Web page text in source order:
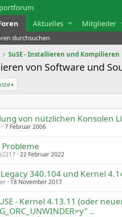
Aktuelles Mitglieder
durchsuchen
SuSE - Installieren und Kompilieren
von Software und
von nützlichen Konsolen
7 Februar 2006
22 Februar 2022
340.104 und Kernel
18 November 2017
- Kernel 4.13.11 (oder
..